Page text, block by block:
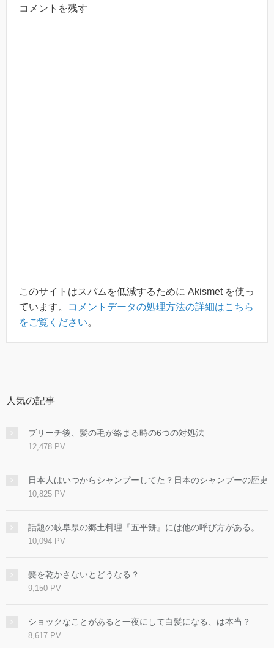
コメントを残す
このサイトはスパムを低減するために Akismet を使っ
ています。
コメントデータの処理方法の詳細はこちら
をご覧ください。
人気の記事
ブリーチ後、髪の毛が絡まる時の6つの対処法
12,478 PV
日本人はいつからシャンプーしてた？日本のシャンプーの歴史
10,825 PV
話題の岐阜県の郷土料理『五平餅』には他の呼び方がある。
10,094 PV
髪を乾かさないとどうなる？
9,150 PV
ショックなことがあると一夜にして白髪になる、は本当？
8,617 PV